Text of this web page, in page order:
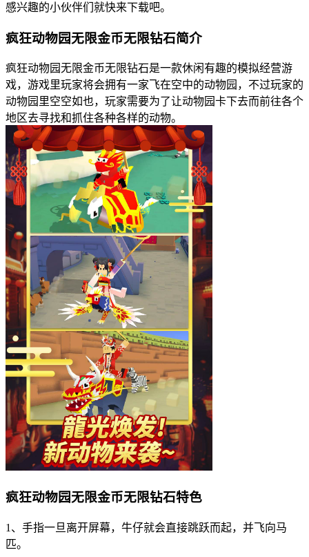
感兴趣的小伙伴们就快来下载吧。
疯狂动物园无限金币无限钻石简介
疯狂动物园无限金币无限钻石是一款休闲有趣的模拟经营游
戏，游戏里玩家将会拥有一家飞在空中的动物园，不过玩家的
动物园里空空如也，玩家需要为了让动物园卡下去而前往各个
地区去寻找和抓住各种各样的动物。
疯狂动物园无限金币无限钻石特色
1、手指一旦离开屏幕，牛仔就会直接跳跃而起，并飞向马
匹。